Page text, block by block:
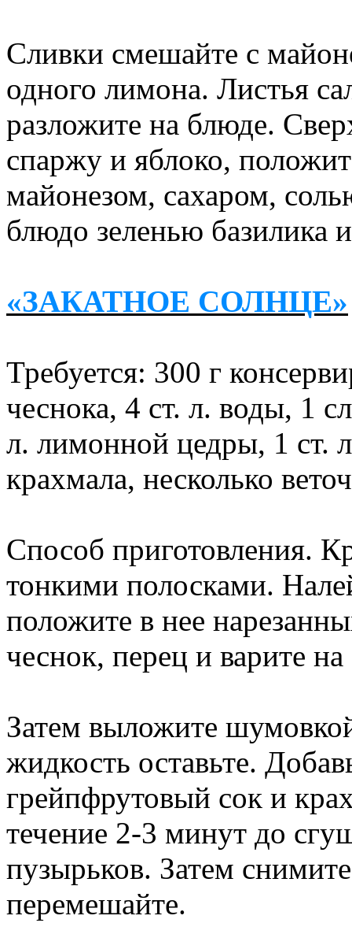
Сливки смешайте с
одного лимона. Листья
разложите на блюде.
спаржу и яблоко,
майонезом, сахаром,
блюдо зеленью базилика
«ЗАКАТНОЕ СОЛНЦЕ»
Требуется: 300 г
чеснока, 4 ст. л. воды, 1
л. лимонной цедры, 1 ст.
крахмала, несколько
Способ приготовления.
тонкими полосками.
положите в нее
чеснок, перец и варите
Затем выложите
жидкость оставьте.
грейпфрутовый сок и
течение 2-3 минут до
пузырьков. Затем
перемешайте.